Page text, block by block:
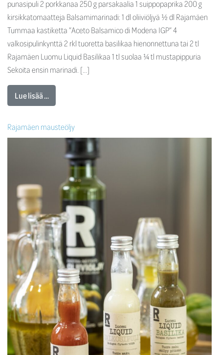
punasipuli 2 porkkanaa 250 g parsakaalia 1 suippopaprika 200 g
kirsikkatomaatteja Balsamimarinadi: 1 dl oliiviöljyä ½ dl Rajamäen
Tummaa kastiketta ”Aceto Balsamico di Modena IGP” 4
valkosipulinkynttä 2 rkl tuoretta basilikaa hienonnettuna tai 2 tl
Rajamäen Luomu Liquid Basilikaa 1 tl suolaa ¼ tl mustapippuria
Sekoita ensin marinadi. […]
Lue lisää …
Rajamäen mausteöljy